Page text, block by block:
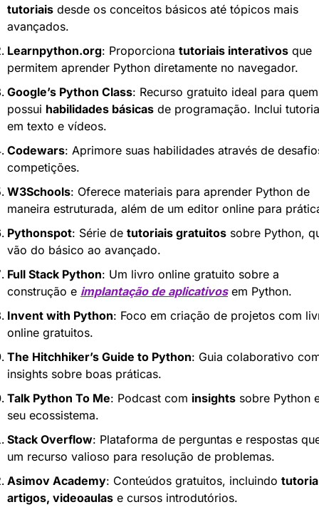
tutoriais desde os conceitos básicos até tópicos mais
avançados.
Learnpython.org: Proporciona tutoriais interativos que
permitem aprender Python diretamente no navegador.
Google’s Python Class: Recurso gratuito ideal para
possui habilidades básicas de programação. Inclui
em texto e vídeos.
Codewars: Aprimore suas habilidades através de
competições.
W3Schools: Oferece materiais para aprender Python de
maneira estruturada, além de um editor online para
Pythonspot: Série de tutoriais gratuitos sobre Python,
vão do básico ao avançado.
Full Stack Python: Um livro online gratuito sobre a
construção e implantação de aplicativos em Python.
Invent with Python: Foco em criação de projetos com
online gratuitos.
The Hitchhiker’s Guide to Python: Guia colaborativo
insights sobre boas práticas.
Talk Python To Me: Podcast com insights sobre Python
seu ecossistema.
Stack Overflow: Plataforma de perguntas e respostas
um recurso valioso para resolução de problemas.
Asimov Academy: Conteúdos gratuitos, incluindo
artigos, videoaulas e cursos introdutórios.